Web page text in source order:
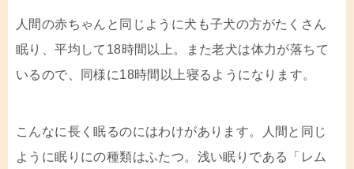
人間の赤ちゃんと同じように犬も子犬の方がたくさん
眠り、平均して18時間以上。また老犬は体力が落ちて
いるので、同様に18時間以上寝るようになります。
こんなに長く眠るのにはわけがあります。人間と同じ
ように眠りにの種類はふたつ。浅い眠りである「レム